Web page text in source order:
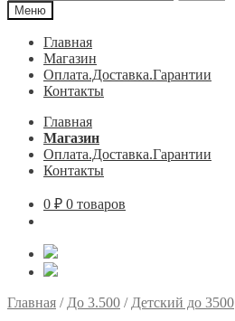
Меню
Главная
Магазин
Оплата.Доставка.Гарантии
Контакты
Главная
Магазин
Оплата.Доставка.Гарантии
Контакты
0 ₽ 0 товаров
Главная / До 3.500 / Детский до 3500